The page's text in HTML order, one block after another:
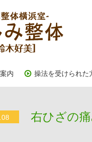
内 操法を受けられた
右ひざの痛